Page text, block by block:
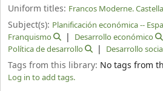
Uniform titles: Francos Moderne.
Subject(s): Planificación económica --
Franquismo
Desarrollo económico
Política de desarrollo
Desarrollo
Tags from this library: No tags from
Log in to add tags.